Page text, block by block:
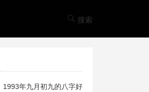
搜索
1993年九月初九的八字好